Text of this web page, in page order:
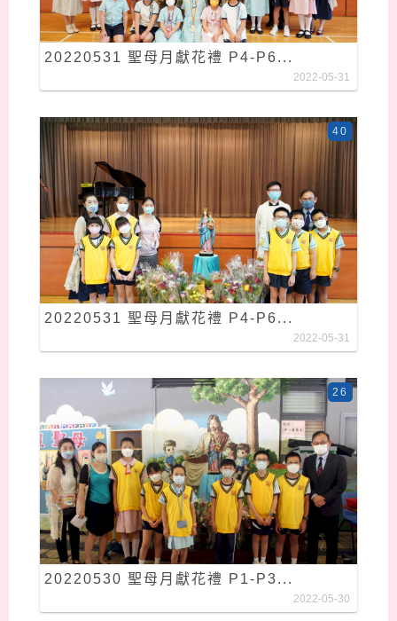
20220531 聖母月獻花禮 P4-P6...
2022-05-31
20220531 聖母月獻花禮 P4-P6...
40
2022-05-31
20220530 聖母月獻花禮 P1-P3...
26
2022-05-30